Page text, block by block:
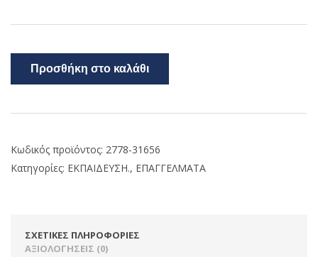
Προσθήκη στο καλάθι
Κωδικός προϊόντος: 2778-31656
Κατηγορίες: ΕΚΠΑΙΔΕΥΣΗ., ΕΠΑΓΓΕΛΜΑΤΑ
ΣΧΕΤΙΚΈΣ ΠΛΗΡΟΦΟΡΊΕΣ
ΑΞΙΟΛΟΓΉΣΕΙΣ (0)